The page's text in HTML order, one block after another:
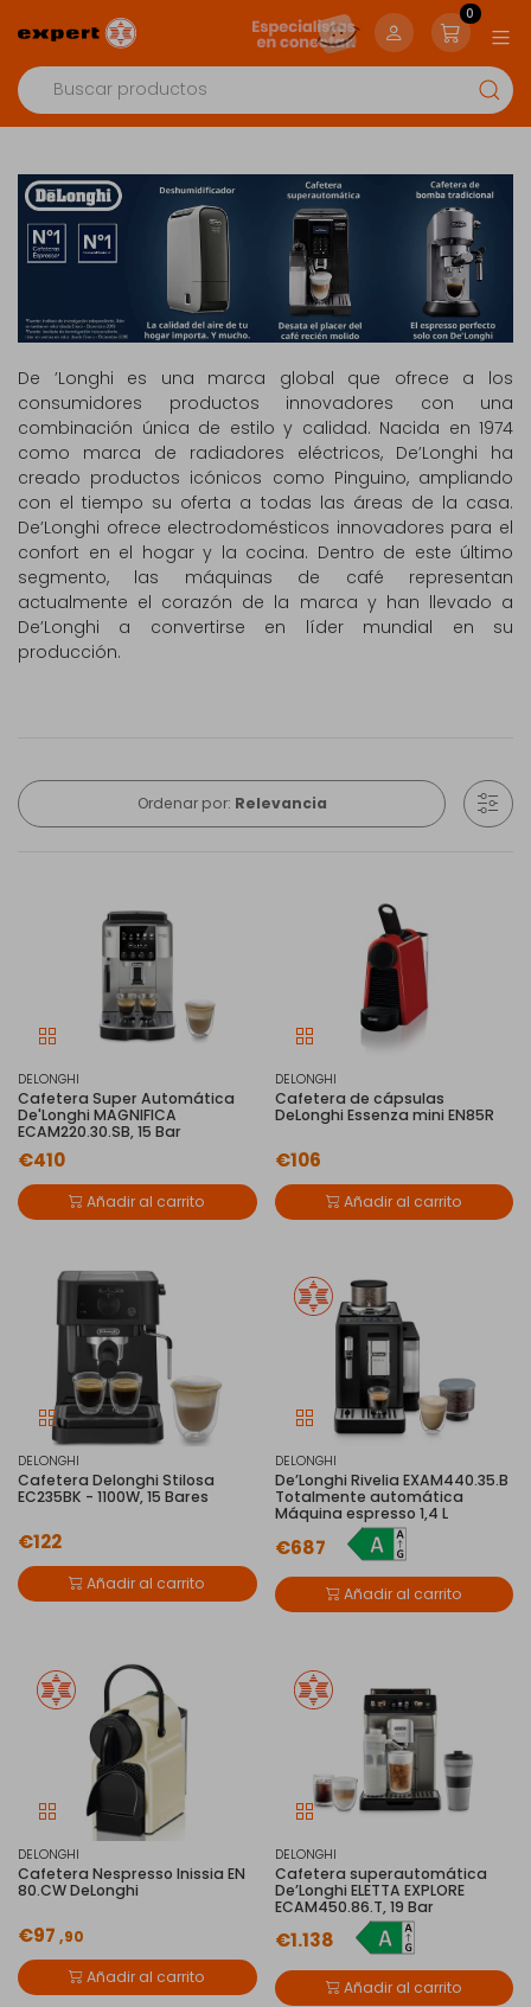
0
De ’Longhi es una marca global que ofrece a los
consumidores productos innovadores con una
combinación única de estilo y calidad. Nacida en 1974
como marca de radiadores eléctricos, De’Longhi ha
creado productos icónicos como Pinguino, ampliando
con el tiempo su oferta a todas las áreas de la casa.
De’Longhi ofrece electrodomésticos innovadores para el
confort en el hogar y la cocina. Dentro de este último
segmento, las máquinas de café representan
actualmente el corazón de la marca y han llevado a
De’Longhi a convertirse en líder mundial en su
producción.
Ordenar por: Relevancia
DELONGHI
Cafetera Super Automática
De'Longhi MAGNIFICA
ECAM220.30.SB, 15 Bar
€410
Añadir al carrito
DELONGHI
Cafetera de cápsulas
DeLonghi Essenza mini EN85R
€106
Añadir al carrito
DELONGHI
Cafetera Delonghi Stilosa
EC235BK - 1100W, 15 Bares
€122
Añadir al carrito
DELONGHI
De’Longhi Rivelia EXAM440.35.B
Totalmente automática
Máquina espresso 1,4 L
€687
Añadir al carrito
DELONGHI
Cafetera Nespresso Inissia EN
80.CW DeLonghi
€97 ,90
Añadir al carrito
DELONGHI
Cafetera superautomática
De’Longhi ELETTA EXPLORE
ECAM450.86.T, 19 Bar
€1.138
Añadir al carrito